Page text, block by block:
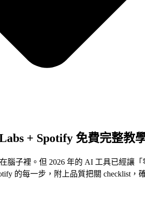
費完整教學
+ Spotify 免費完整教
子裡。但 2026 年的 AI 工具已經讓
的每一步，附上品質把關 checklist，